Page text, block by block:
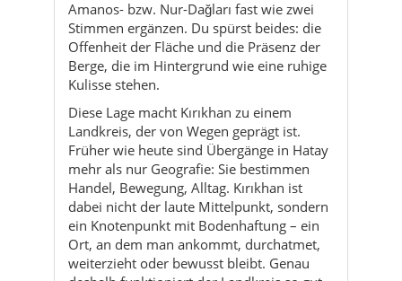
Diese Lage macht Kırıkhan zu einem
Landkreis, der von Wegen geprägt ist.
Früher wie heute sind Übergänge in Hatay
mehr als nur Geografie: Sie bestimmen
Handel, Bewegung, Alltag. Kırıkhan ist
dabei nicht der laute Mittelpunkt, sondern
ein Knotenpunkt mit Bodenhaftung – ein
Ort, an dem man ankommt, durchatmet,
weiterzieht oder bewusst bleibt. Genau
deshalb funktioniert der Landkreis so gut
als Reiseziel für alle, die nicht
„abklappern“, sondern erleben wollen:
weniger Attraktion-Checkliste, mehr echtes
Gefühl.